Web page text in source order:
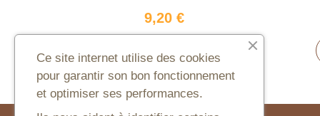
9,20 €
Ce site internet utilise des cookies
pour garantir son bon fonctionnement
et optimiser ses performances.